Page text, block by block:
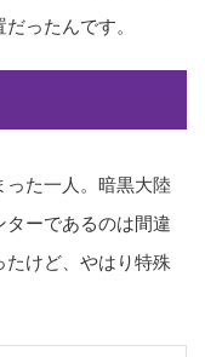
ったんです。
った一人。暗黒大陸
ーであるのは間違
たけど、やはり特殊